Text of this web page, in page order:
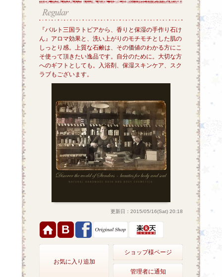
『バルト三国ラトビアから、香りと保湿の手作り石け
ん』アロマ効果と、洗い上がりのモチモチとした肌の
しっとり感。上質な石鹸は、その価値のわかる方にこ
そ使って頂きたい逸品です。自分のために。大切な方
へのギフトとしても。入浴剤、保湿スキンケア、スク
ラブもございます。
更新日：2015/05/16(Sat) 20:18
B
お気に入り追加
ショップ様ページ
管理者に通知